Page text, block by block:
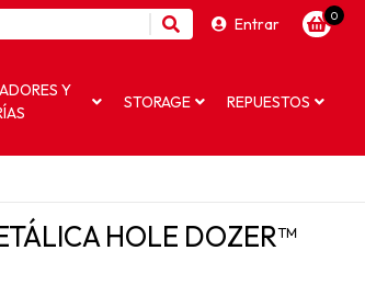
Entrar 0
Y
STORAGE REPUESTOS
HOLE DOZER™